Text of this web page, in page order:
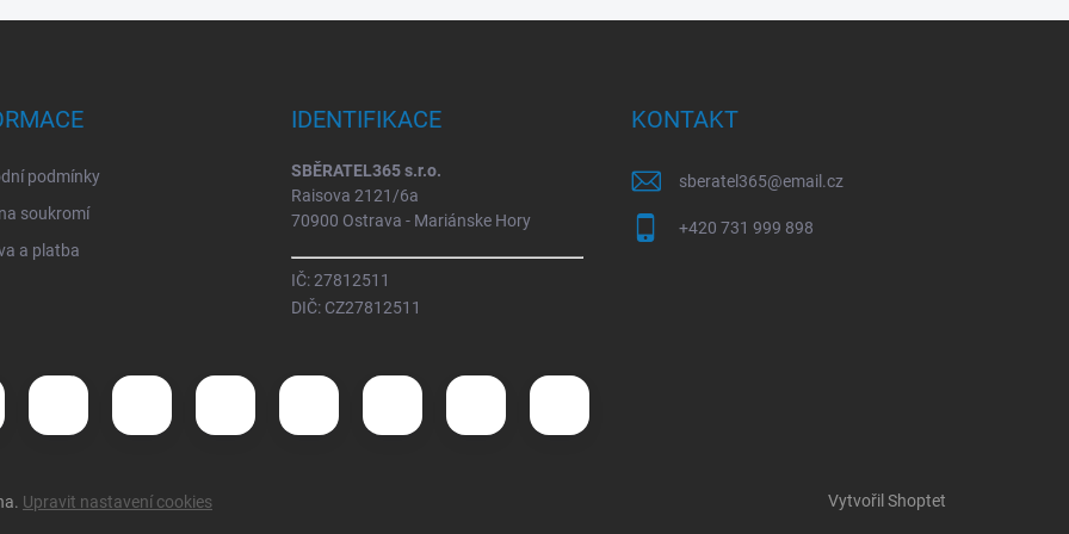
podmínky
soukromí
a platba
IDENTIFIKACE
SBĚRATEL365 s.r.o.
Raisova 2121/6a
70900 Ostrava - Mariánske Hory
IČ: 27812511
DIČ: CZ27812511
KONTAKT
sberatel365@email.cz
+420 731 999 898
Vytvořil Shoptet
Upravit nastavení cookies